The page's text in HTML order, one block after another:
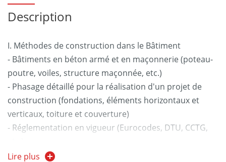
Description
I. Méthodes de construction dans le Bâtiment
- Bâtiments en béton armé et en maçonnerie (poteau-
poutre, voiles, structure maçonnée, etc.)
- Phasage détaillé pour la réalisation d'un projet de
construction (fondations, éléments horizontaux et
verticaux, toiture et couverture)
- Réglementation en vigueur (Eurocodes, DTU, CCTG,
- Exemples concrets : logements, bâtiments industriels,
Lire plus